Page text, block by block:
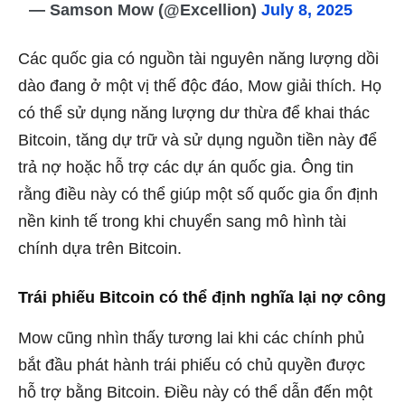
— Samson Mow (@Excellion)July 8, 2025
Các quốc gia có nguồn tài nguyên năng lượng dồi
dào đang ở một vị thế độc đáo, Mow giải thích. Họ
có thể sử dụng năng lượng dư thừa để khai thác
Bitcoin, tăng dự trữ và sử dụng nguồn tiền này để
trả nợ hoặc hỗ trợ các dự án quốc gia. Ông tin
rằng điều này có thể giúp một số quốc gia ổn định
nền kinh tế trong khi chuyển sang mô hình tài
chính dựa trên Bitcoin.
Trái phiếu Bitcoin có thể định nghĩa lại nợ công
Mow cũng nhìn thấy tương lai khi các chính phủ
bắt đầu phát hành trái phiếu có chủ quyền được
hỗ trợ bằng Bitcoin. Điều này có thể dẫn đến một